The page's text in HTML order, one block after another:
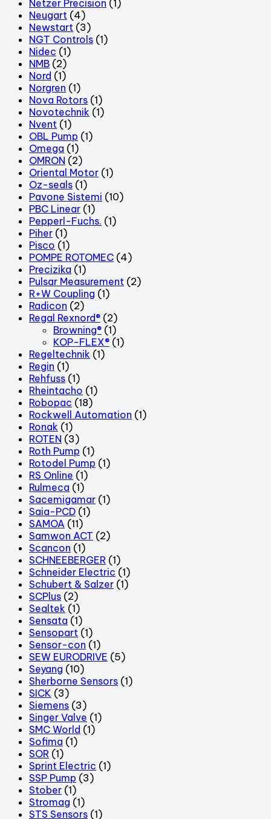
Netzer Precision (1)
Neugart (4)
Newstart (3)
NGT Controls (1)
Nidec (1)
NMB (2)
Nord (1)
Norgren (1)
Nova Rotors (1)
Novotechnik (1)
Nvent (1)
OBL Pump (1)
Omega (1)
OMRON (2)
Oriental Motor (1)
Oz-seals (1)
Pavone Sistemi (10)
PBC Linear (1)
Pepperl-Fuchs. (1)
Piher (1)
Pisco (1)
POMPE ROTOMEC (4)
Precizika (1)
Pulsar Measurement (2)
R+W Coupling (1)
Radicon (2)
Regal Rexnord® (2)
Browning® (1)
KOP-FLEX® (1)
Regeltechnik (1)
Regin (1)
Rehfuss (1)
Rheintacho (1)
Robopac (18)
Rockwell Automation (1)
Ronak (1)
ROTEN (3)
Roth Pump (1)
Rotodel Pump (1)
RS Online (1)
Rulmeca (1)
Sacemigamar (1)
Saia-PCD (1)
SAMOA (11)
Samwon ACT (2)
Scancon (1)
SCHNEEBERGER (1)
Schneider Electric (1)
Schubert & Salzer (1)
SCPlus (2)
Sealtek (1)
Sensata (1)
Sensopart (1)
Sensor-con (1)
SEW EURODRIVE (5)
Seyang (10)
Sherborne Sensors (1)
SICK (3)
Siemens (3)
Singer Valve (1)
SMC World (1)
Sofima (1)
SOR (1)
Sprint Electric (1)
SSP Pump (3)
Stober (1)
Stromag (1)
STS Sensors (1)